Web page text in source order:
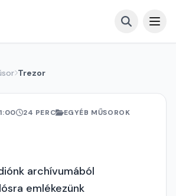
Trezor
24 PERC EGYÉB MŰSOROK
archívumából
emlékezünk